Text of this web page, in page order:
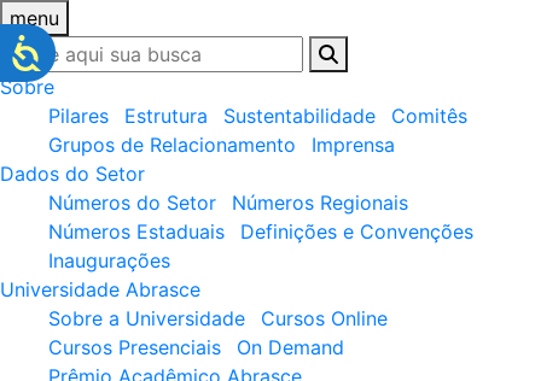
menu
Sobre
Pilares
Estrutura Sustentabilidade
Comitês
Grupos de Relacionamento
Imprensa
Dados do Setor
Números do Setor
Números Regionais
Números Estaduais
Definições e Convenções
Inaugurações
Universidade Abrasce
Sobre a Universidade
Cursos Online
Cursos Presenciais
On Demand
Prêmio Acadêmico Abrasce